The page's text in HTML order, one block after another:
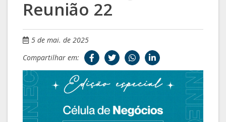
Reunião 22
5 de mai. de 2025
Compartilhar em: